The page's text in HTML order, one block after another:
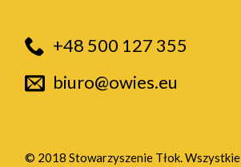
+48 500 127 355
biuro@owies.eu
© 2018 Stowarzyszenie Tłok. Wszystkie